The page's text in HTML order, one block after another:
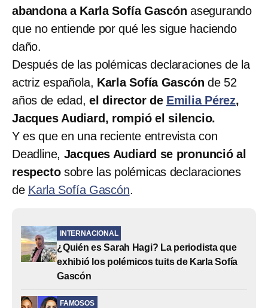
abandona a Karla Sofía Gascón asegurando
que no entiende por qué les sigue haciendo
daño.
Después de las polémicas declaraciones de la
actriz española, Karla Sofía Gascón de 52
años de edad, el director de Emilia Pérez,
Jacques Audiard, rompió el silencio.
Y es que en una reciente entrevista con
Deadline, Jacques Audiard se pronunció al
respecto sobre las polémicas declaraciones
de Karla Sofía Gascón.
INTERNACIONAL
¿Quién es Sarah Hagi? La periodista que
exhibió los polémicos tuits de Karla Sofía
Gascón
FAMOSOS